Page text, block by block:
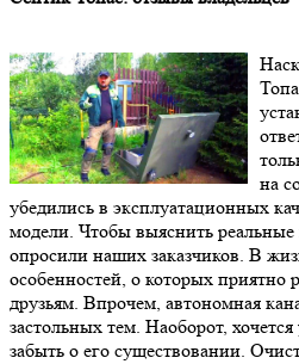
на
убедились в эксплуатационных
модели. Чтобы выяснить
опросили наших заказчиков. В
особенностей, о которых приятно
друзьям. Впрочем, автономная
застольных тем. Наоборот,
забыть о его существовании.